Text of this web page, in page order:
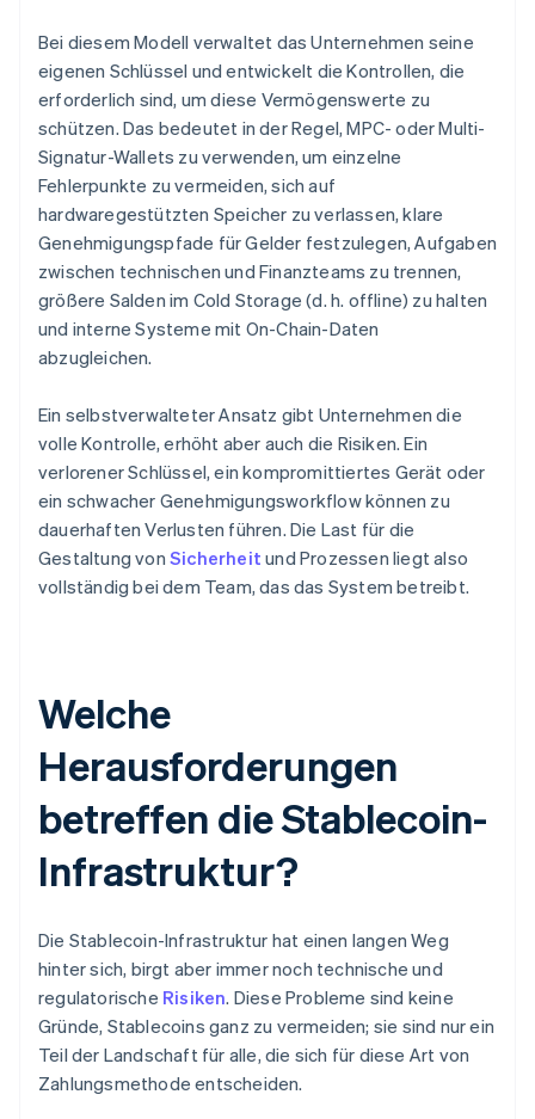
Bei diesem Modell verwaltet das Unternehmen seine
eigenen Schlüssel und entwickelt die Kontrollen, die
erforderlich sind, um diese Vermögenswerte zu
schützen. Das bedeutet in der Regel, MPC- oder Multi-
Signatur-Wallets zu verwenden, um einzelne
Fehlerpunkte zu vermeiden, sich auf
hardwaregestützten Speicher zu verlassen, klare
Genehmigungspfade für Gelder festzulegen, Aufgaben
zwischen technischen und Finanzteams zu trennen,
größere Salden im Cold Storage (d. h. offline) zu halten
und interne Systeme mit On-Chain-Daten
abzugleichen.
Ein selbstverwalteter Ansatz gibt Unternehmen die
volle Kontrolle, erhöht aber auch die Risiken. Ein
verlorener Schlüssel, ein kompromittiertes Gerät oder
ein schwacher Genehmigungsworkflow können zu
dauerhaften Verlusten führen. Die Last für die
Gestaltung von Sicherheit und Prozessen liegt also
vollständig bei dem Team, das das System betreibt.
Welche
Herausforderungen
betreffen die Stablecoin-
Infrastruktur?
Die Stablecoin-Infrastruktur hat einen langen Weg
hinter sich, birgt aber immer noch technische und
regulatorische Risiken. Diese Probleme sind keine
Gründe, Stablecoins ganz zu vermeiden; sie sind nur ein
Teil der Landschaft für alle, die sich für diese Art von
Zahlungsmethode entscheiden.